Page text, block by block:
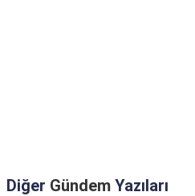
Diğer Gündem Yazıları